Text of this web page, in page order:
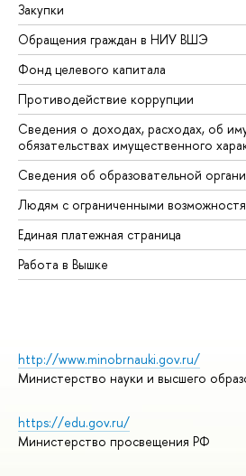
Закупки
Обращения граждан в НИУ ВШЭ
Фонд целевого капитала
Противодействие коррупции
Сведения о доходах, расходах, об
обязательствах имущественного
Сведения об образовательной
Людям с ограниченными
Единая платежная страница
Работа в Вышке
http://www.minobrnauki.gov.ru/
Министерство науки и высшего
https://edu.gov.ru/
Министерство просвещения РФ